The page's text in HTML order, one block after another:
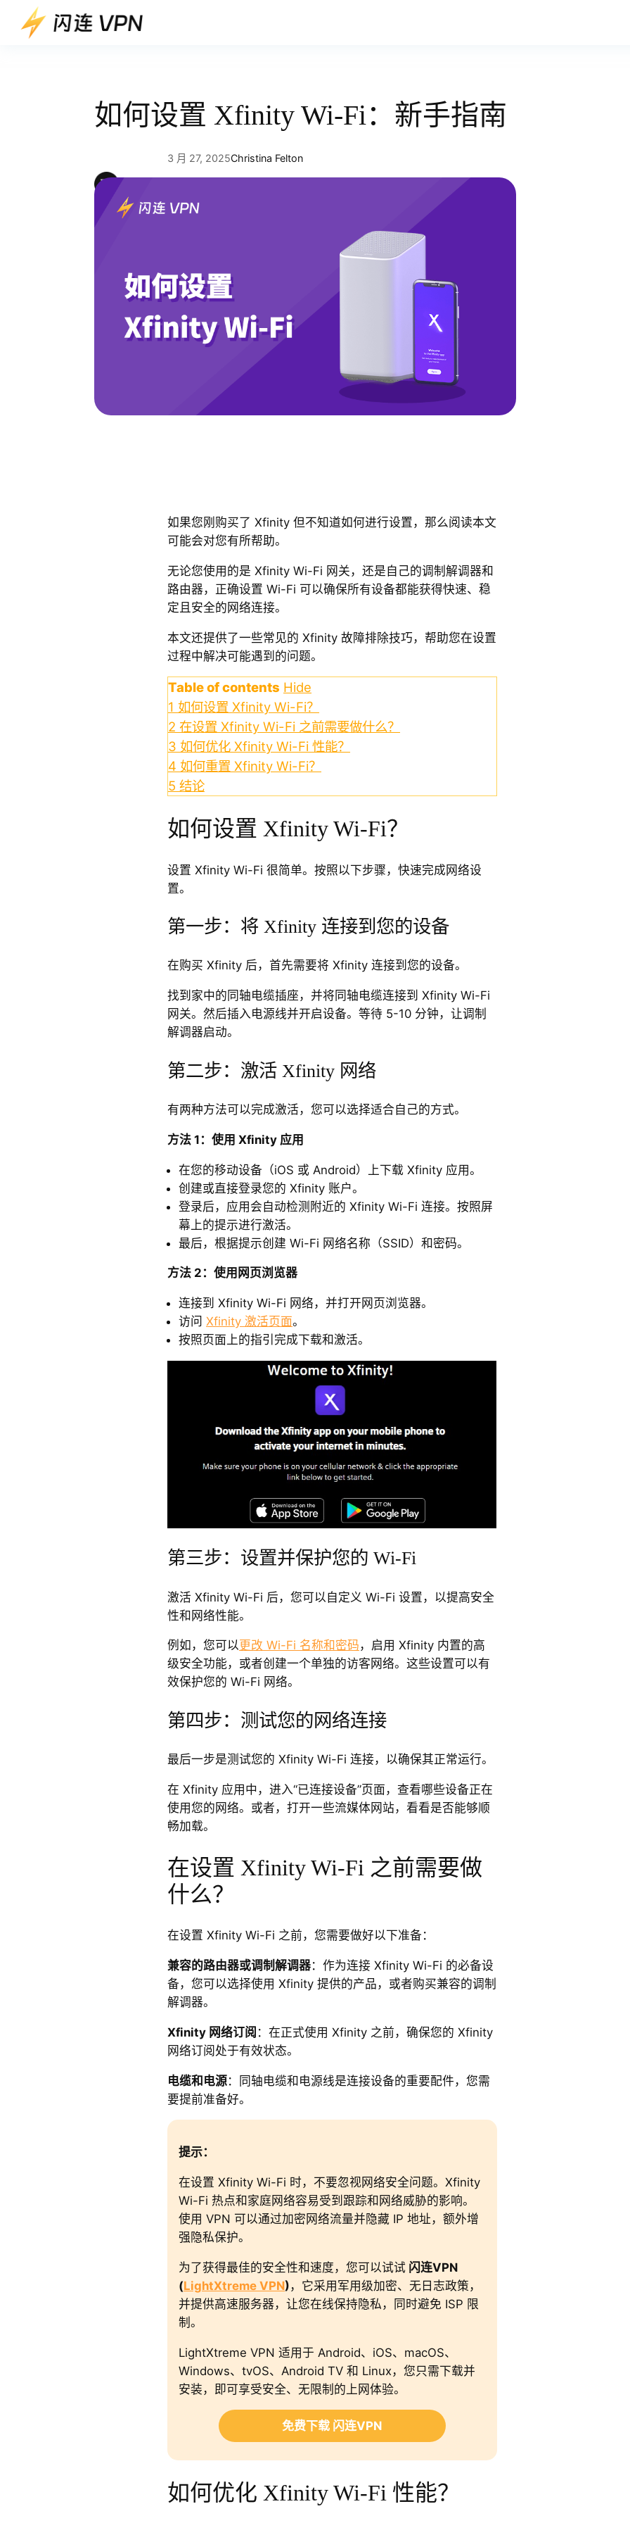
如何设置 Xfinity Wi-Fi：新手指南
3 月 27, 2025Christina Felton
如果您刚购买了 Xfinity 但不知道如何进行设置，那么阅读本文
可能会对您有所帮助。
无论您使用的是 Xfinity Wi-Fi 网关，还是自己的调制解调器和
路由器，正确设置 Wi-Fi 可以确保所有设备都能获得快速、稳
定且安全的网络连接。
本文还提供了一些常见的 Xfinity 故障排除技巧，帮助您在设置
过程中解决可能遇到的问题。
Table of contents Hide
1 如何设置 Xfinity Wi-Fi？
2 在设置 Xfinity Wi-Fi 之前需要做什么？
3 如何优化 Xfinity Wi-Fi 性能？
4 如何重置 Xfinity Wi-Fi？
5 结论
如何设置 Xfinity Wi-Fi？
设置 Xfinity Wi-Fi 很简单。按照以下步骤，快速完成网络设
置。
第一步：将 Xfinity 连接到您的设备
在购买 Xfinity 后，首先需要将 Xfinity 连接到您的设备。
找到家中的同轴电缆插座，并将同轴电缆连接到 Xfinity Wi-Fi
网关。然后插入电源线并开启设备。等待 5-10 分钟，让调制
解调器启动。
第二步：激活 Xfinity 网络
有两种方法可以完成激活，您可以选择适合自己的方式。
方法 1：使用 Xfinity 应用
在您的移动设备（iOS 或 Android）上下载 Xfinity 应用。
创建或直接登录您的 Xfinity 账户。
登录后，应用会自动检测附近的 Xfinity Wi-Fi 连接。按照屏
幕上的提示进行激活。
最后，根据提示创建 Wi-Fi 网络名称（SSID）和密码。
方法 2：使用网页浏览器
连接到 Xfinity Wi-Fi 网络，并打开网页浏览器。
访问 Xfinity 激活页面。
按照页面上的指引完成下载和激活。
第三步：设置并保护您的 Wi-Fi
激活 Xfinity Wi-Fi 后，您可以自定义 Wi-Fi 设置，以提高安全
性和网络性能。
例如，您可以更改 Wi-Fi 名称和密码 ，启用 Xfinity 内置的高
级安全功能，或者创建一个单独的访客网络。这些设置可以有
效保护您的 Wi-Fi 网络。
第四步：测试您的网络连接
最后一步是测试您的 Xfinity Wi-Fi 连接，以确保其正常运行。
在 Xfinity 应用中，进入“已连接设备”页面，查看哪些设备正在
使用您的网络。或者，打开一些流媒体网站，看看是否能够顺
畅加载。
在设置 Xfinity Wi-Fi 之前需要做
什么？
在设置 Xfinity Wi-Fi 之前，您需要做好以下准备：
兼容的路由器或调制解调器：作为连接 Xfinity Wi-Fi 的必备设
备，您可以选择使用 Xfinity 提供的产品，或者购买兼容的调制
解调器。
Xfinity 网络订阅 ：在正式使用 Xfinity 之前，确保您的 Xfinity
网络订阅处于有效状态。
电缆和电源：同轴电缆和电源线是连接设备的重要配件，您需
要提前准备好。
提示：
在设置 Xfinity Wi-Fi 时，不要忽视网络安全问题。Xfinity
Wi-Fi 热点和家庭网络容易受到跟踪和网络威胁的影响。
使用 VPN 可以通过加密网络流量并隐藏 IP 地址，额外增
强隐私保护。
为了获得最佳的安全性和速度，您可以试试 闪连VPN
(LightXtreme VPN) ，它采用军用级加密、无日志政策，
并提供高速服务器，让您在线保持隐私，同时避免 ISP 限
制。
LightXtreme VPN 适用于 Android、iOS、macOS、
Windows、tvOS、Android TV 和 Linux，您只需下载并
安装，即可享受安全、无限制的上网体验。
免费下载 闪连VPN
如何优化 Xfinity Wi-Fi 性能？